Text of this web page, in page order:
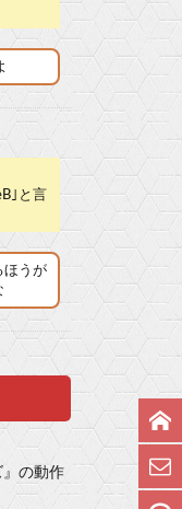
｣と言
ほうが
の動作